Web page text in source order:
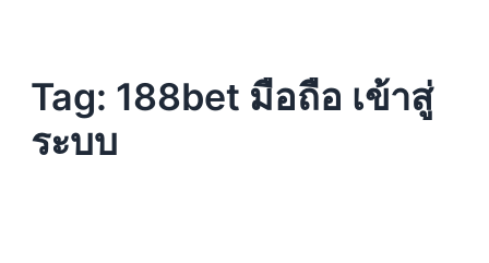
Tag: 188bet มือถือ เข้าสู่
ระบบ